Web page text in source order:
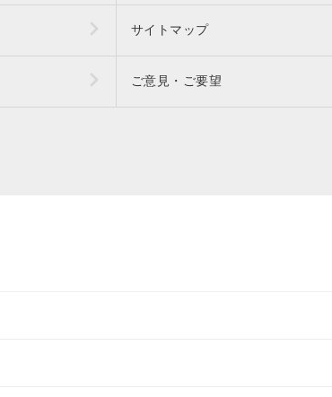
サイトマップ
ご意見・ご要望